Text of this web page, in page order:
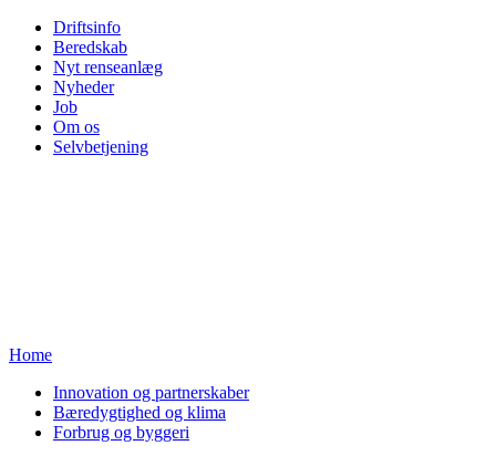
Driftsinfo
Beredskab
Nyt renseanlæg
Nyheder
Job
Om os
Selvbetjening
Home
Innovation og partnerskaber
Bæredygtighed og klima
Forbrug og byggeri